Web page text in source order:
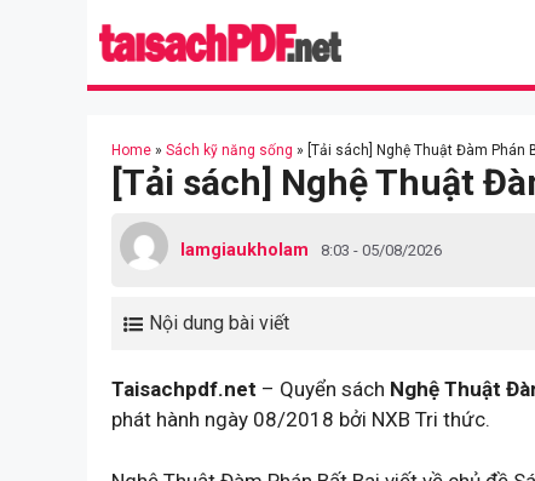
Home » Sách kỹ năng sống » [Tải sách] Nghệ Thuật Đàm Phán
[Tải sách] Nghệ Thuật
lamgiaukholam 8:03 - 05/08/2026
Nội dung bài viết
Taisachpdf.net – Quyển sách Nghệ Thuật
phát hành ngày 08/2018 bởi NXB Tri thức.